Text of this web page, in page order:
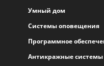
Умный дом
Системы оповещения
Программное
Антикражные системы